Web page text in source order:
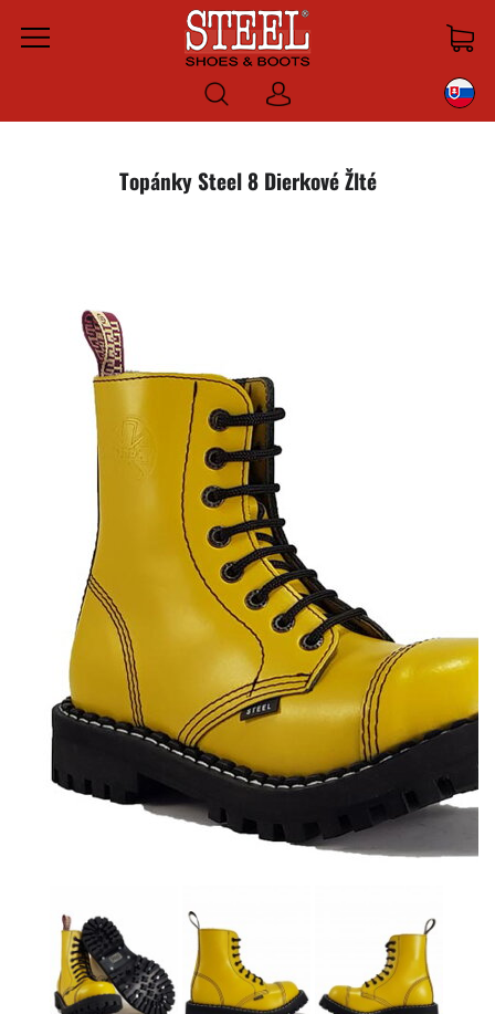
Menu
Prihlásiť
sa
Topánky Steel 8 Dierkové Žlté